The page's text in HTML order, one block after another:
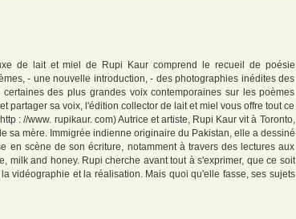
de lait et miel de Rupi Kaur comprend le recueil de poésie
- une nouvelle introduction, - des photographies inédites des
des plus grandes voix contemporaines sur les poèmes
partager sa voix, l'édition collector de lait et miel vous offre tout ce
: //www. rupikaur. com) Autrice et artiste, Rupi Kaur vit à Toronto,
sa mère. Immigrée indienne originaire du Pakistan, elle a dessiné
en scène de son écriture, notamment à travers des lectures aux
and honey. Rupi cherche avant tout à s'exprimer, que ce soit
vidéographie et la réalisation. Mais quoi qu'elle fasse, ses sujets